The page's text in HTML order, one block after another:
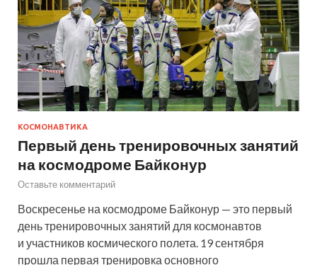
КОСМОНАВТИКА
Первый день тренировочных занятий
на космодроме Байконур
Оставьте комментарий
Воскресенье на космодроме Байконур — это первый
день тренировочных занятий для космонавтов
и участников космического полета. 19 сентября
прошла первая тренировка основного